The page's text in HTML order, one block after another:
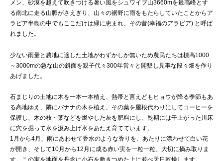
メン、砂漠を越えて吹きつける暑い風をシュワイブ山3660mを最高峰とす
る南北に走る山脈がさえぎり、山々の裾野に雨をもたらしていたことからア
ラビア半島の中でもここだけは緑に恵まれ、その昔(幸福のアラビア) と呼ば
れました。
少ない雨量と農地に適した土地がわずかしか無いため農民たちは標高1000
～3000mの急な山の斜面を親子代々300年営々と開墾し見事な段々畑を作り
あげました。
石まじりの土地に木を一本一本植え、熱帯と言えどもヒョウが降る季節もあ
る高地ゆえ、隣にバナナの木を植え、その葉を屋根代わりにしてコーヒーを
保護し、木の枝・葉などを燃やした灰を肥料にし、乾期には干上がった川床
に穴を掘って水を汲み上げ水をあたえ育てています。
1月から4月、雨にあわせて香水のような香りを、あたりに漂わせて白い花
が開き、そして10月から12月に成る赤い実を一粒一粒、大切に摘み取りま